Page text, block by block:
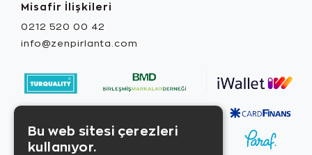
Misafir İlişkileri
0212 520 00 42
info@zenpirlanta.com
Bu web sitesi çerezleri
kullanıyor.